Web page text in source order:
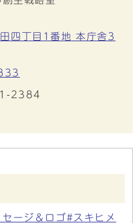
四丁目1番地 本庁舎3
2384
ージ＆ロゴ#スキヒメ